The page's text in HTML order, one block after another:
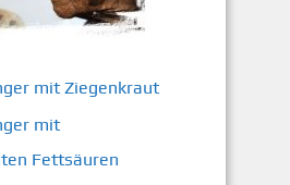
mit Ziegenkraut
mit
Fettsäuren